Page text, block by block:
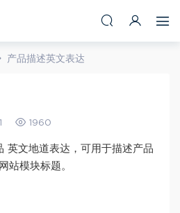
产品描述英文表达
1960
英文地道表达，可用于描述产品
站模块标题。